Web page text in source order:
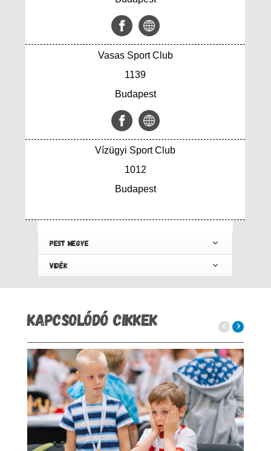
Vasas Sport Club
1139
Budapest
Vízügyi Sport Club
1012
Budapest
PEST MEGYE
VIDÉK
KAPCSOLÓDÓ CIKKEK